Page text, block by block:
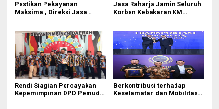
Pastikan Pekayanan
Maksimal, Direksi Jasa
Sentosa II
Jasa Raharja Jamin Seluruh
Korban Kebakaran KM
Rendi Siagian Percayakan
Kepemimpinan DPD Pemuda
Berkontribusi terhadap
Keselamatan dan Mobilitas